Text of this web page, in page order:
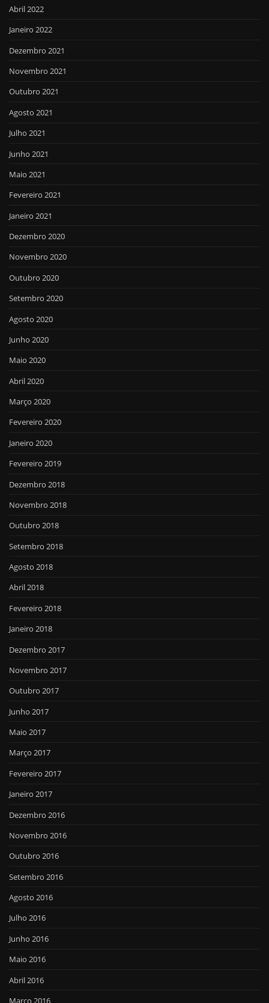
Abril 2022
Janeiro 2022
Dezembro 2021
Novembro 2021
Outubro 2021
Agosto 2021
Julho 2021
Junho 2021
Maio 2021
Fevereiro 2021
Janeiro 2021
Dezembro 2020
Novembro 2020
Outubro 2020
Setembro 2020
Agosto 2020
Junho 2020
Maio 2020
Abril 2020
Março 2020
Fevereiro 2020
Janeiro 2020
Fevereiro 2019
Dezembro 2018
Novembro 2018
Outubro 2018
Setembro 2018
Agosto 2018
Abril 2018
Fevereiro 2018
Janeiro 2018
Dezembro 2017
Novembro 2017
Outubro 2017
Junho 2017
Maio 2017
Março 2017
Fevereiro 2017
Janeiro 2017
Dezembro 2016
Novembro 2016
Outubro 2016
Setembro 2016
Agosto 2016
Julho 2016
Junho 2016
Maio 2016
Abril 2016
Março 2016